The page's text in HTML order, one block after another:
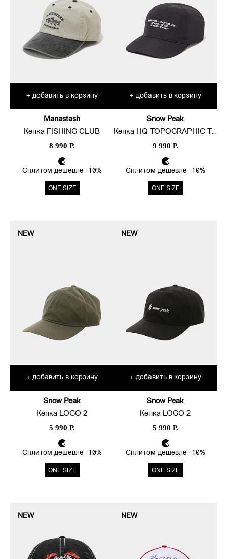
+ добавить в корзину
Manastash
Кепка FISHING CLUB
8 990 Р.
Сплитом дешевле -10%
ONE SIZE
+ добавить в корзину
Snow Peak
Кепка HQ TOPOGRAPHIC TRUCKER
9 990 Р.
Сплитом дешевле -10%
ONE SIZE
NEW
+ добавить в корзину
Snow Peak
Кепка LOGO 2
5 990 Р.
Сплитом дешевле -10%
ONE SIZE
NEW
+ добавить в корзину
Snow Peak
Кепка LOGO 2
5 990 Р.
Сплитом дешевле -10%
ONE SIZE
NEW NEW